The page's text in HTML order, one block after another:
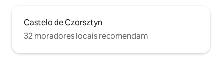
Castelo de Czorsztyn
32 moradores locais recomendam